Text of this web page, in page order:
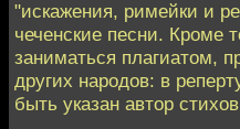
"искажения, римейки и
чеченские песни. Кроме
заниматься плагиатом,
других народов: в
быть указан автор